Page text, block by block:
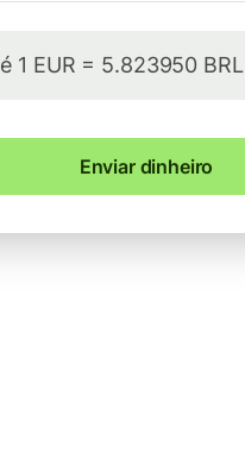
é 1 EUR = 5.823950 BRL
Enviar dinheiro